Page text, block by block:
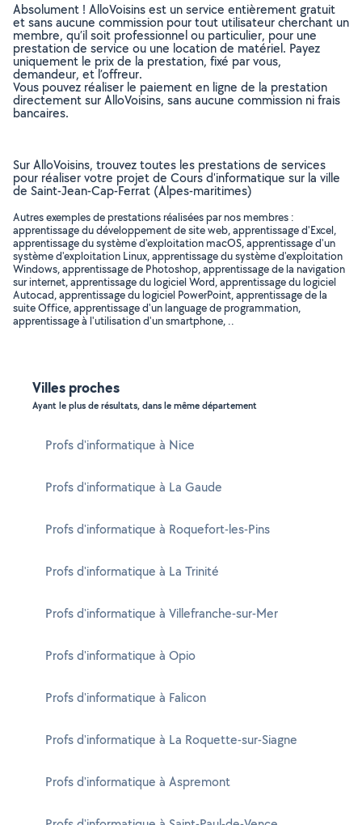
Absolument ! AlloVoisins est un service entièrement gratuit
et sans aucune commission pour tout utilisateur cherchant un
membre, qu’il soit professionnel ou particulier, pour une
prestation de service ou une location de matériel. Payez
uniquement le prix de la prestation, fixé par vous,
demandeur, et l’offreur.
Vous pouvez réaliser le paiement en ligne de la prestation
directement sur AlloVoisins, sans aucune commission ni frais
bancaires.
Sur AlloVoisins, trouvez toutes les prestations de services
pour réaliser votre projet de Cours d'informatique sur la ville
de Saint-Jean-Cap-Ferrat (Alpes-maritimes)
Autres exemples de prestations réalisées par nos membres :
apprentissage du développement de site web, apprentissage d'Excel,
apprentissage du système d'exploitation macOS, apprentissage d'un
système d'exploitation Linux, apprentissage du système d'exploitation
Windows, apprentissage de Photoshop, apprentissage de la navigation
sur internet, apprentissage du logiciel Word, apprentissage du logiciel
Autocad, apprentissage du logiciel PowerPoint, apprentissage de la
suite Office, apprentissage d'un language de programmation,
apprentissage à l'utilisation d'un smartphone, ..
Villes proches
Ayant le plus de résultats, dans le même département
Profs d'informatique à Nice
Profs d'informatique à La Gaude
Profs d'informatique à Roquefort-les-Pins
Profs d'informatique à La Trinité
Profs d'informatique à Villefranche-sur-Mer
Profs d'informatique à Opio
Profs d'informatique à Falicon
Profs d'informatique à La Roquette-sur-Siagne
Profs d'informatique à Aspremont